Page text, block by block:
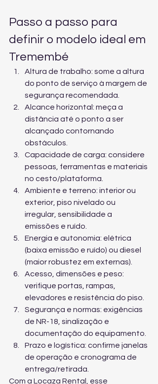
Passo a passo para
definir o modelo ideal em
Tremembé
Altura de trabalho: some a altura
do ponto de serviço à margem de
segurança recomendada.
Alcance horizontal: meça a
distância até o ponto a ser
alcançado contornando
obstáculos.
Capacidade de carga: considere
pessoas, ferramentas e materiais
no cesto/plataforma.
Ambiente e terreno: interior ou
exterior, piso nivelado ou
irregular, sensibilidade a
emissões e ruído.
Energia e autonomia: elétrica
(baixa emissão e ruído) ou diesel
(maior robustez em externas).
Acesso, dimensões e peso:
verifique portas, rampas,
elevadores e resistência do piso.
Segurança e normas: exigências
de NR-18, sinalização e
documentação do equipamento.
Prazo e logística: confirme janelas
de operação e cronograma de
entrega/retirada.
Com a Locaza Rental, esse